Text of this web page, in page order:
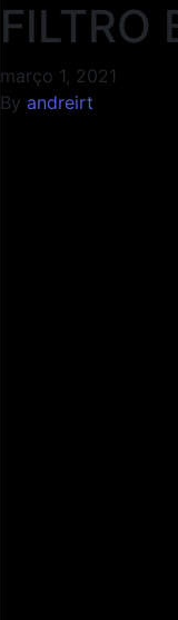
FILTRO
março 1, 2021
By andreirt